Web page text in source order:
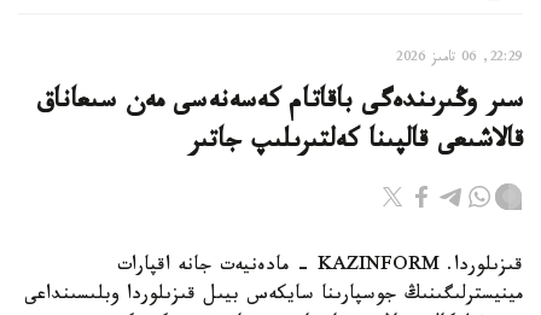
22:29, 06 تامىز 2026
سىر وڭىرىندەگى باقاتام كەسەنەسى مەن سىعاناق
قالاشىعى قالپىنا كەلتىرىلىپ جاتىر
قىزىلوردا. KAZINFORM - مادەنيەت جانە اقپارات
مينيسترلىگىنىڭ جوسپارىنا سايكەس بيىل قىزىلوردا وبلىسىنداعى